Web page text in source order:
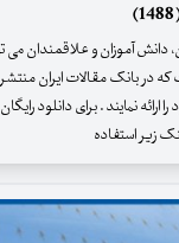
آموزان و علاقمندان می
که در بانک مقالات ایران
نمایند . برای دانلود
زیر استفاده